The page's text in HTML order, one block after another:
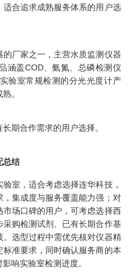
合追求成熟服务体系的用户选
厂家之一，主营水质监测仪器
涵盖COD、氨氮、总磷检测仪
验室常规检测的分光光度计产
。
期合作需求的用户选择。
总结
室，适合考虑选择连华科技，
集成度与服务覆盖能力强；对
场口碑的用户，可考虑选择西
购检测试剂、已有长期合作基
选型过程中需优先核对仪器精
准要求，同时确认服务商的本
响实验室检测进度。